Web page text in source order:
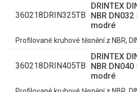
360218DRIN325TB
DRINTEX
NBR
modré
Profilované kruhové těsnění z NBR,
360218DRIN405TB
DRINTEX
NBR
modré